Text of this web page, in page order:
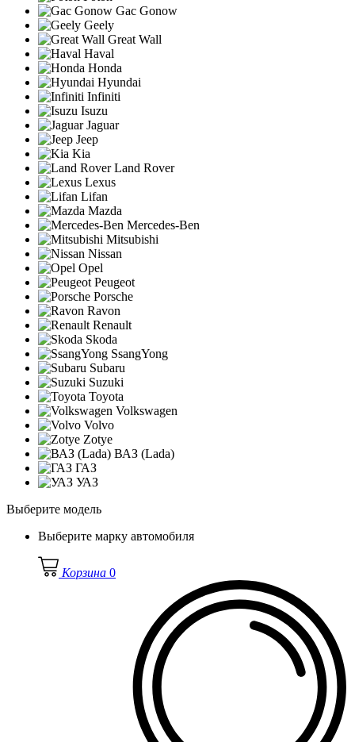
Gac Gonow
Geely
Great Wall
Haval
Honda
Hyundai
Infiniti
Isuzu
Jaguar
Jeep
Kia
Land Rover
Lexus
Lifan
Mazda
Mercedes-Ben
Mitsubishi
Nissan
Opel
Peugeot
Porsche
Ravon
Renault
Skoda
SsangYong
Subaru
Suzuki
Toyota
Volkswagen
Volvo
Zotye
ВАЗ (Lada)
ГАЗ
УАЗ
Выберите модель
Выберите марку автомобиля
Корзина 0